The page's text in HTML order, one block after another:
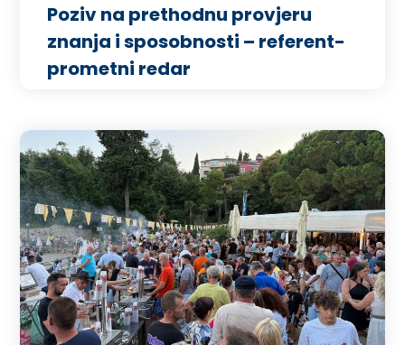
Poziv na prethodnu provjeru
znanja i sposobnosti – referent-
prometni redar